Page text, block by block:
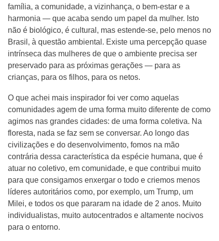
família, a comunidade, a vizinhança, o bem-estar e a
harmonia — que acaba sendo um papel da mulher. Isto
não é biológico, é cultural, mas estende-se, pelo menos no
Brasil, à questão ambiental. Existe uma percepção quase
intrínseca das mulheres de que o ambiente precisa ser
preservado para as próximas gerações — para as
crianças, para os filhos, para os netos.
O que achei mais inspirador foi ver como aquelas
comunidades agem de uma forma muito diferente de como
agimos nas grandes cidades: de uma forma coletiva. Na
floresta, nada se faz sem se conversar. Ao longo das
civilizações e do desenvolvimento, fomos na mão
contrária dessa característica da espécie humana, que é
atuar no coletivo, em comunidade, e que contribui muito
para que consigamos enxergar o todo e criemos menos
líderes autoritários como, por exemplo, um Trump, um
Milei, e todos os que pararam na idade de 2 anos. Muito
individualistas, muito autocentrados e altamente nocivos
para o entorno.